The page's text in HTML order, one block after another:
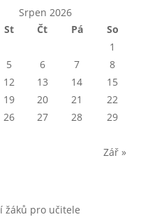
Srpen 2026
St Čt Pá So
1
5 6 7 8
12 13 14 15
19 20 21 22
26 27 28 29
Zář »
žáků pro učitele